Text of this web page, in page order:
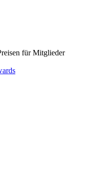
für Mitglieder